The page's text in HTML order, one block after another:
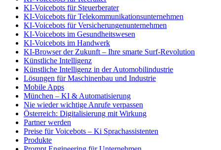
KI-Voicebots für Steuerberater
KI-Voicebots für Telekommunikationsunternehmen
KI-Voicebots für Versicherungenunternehmen
KI-Voicebots im Gesundheitswesen
KI-Voicebots im Handwerk
KI‑Browser der Zukunft – Ihre smarte Surf‑Revolution
Künstliche Intelligenz
Künstliche Intelligenz in der Automobilindustrie
Lösungen für Maschinenbau und Industrie
Mobile Apps
München – KI & Automatisierung
Nie wieder wichtige Anrufe verpassen
Österreich: Digitalisierung mit Wirkung
Partner werden
Preise für Voicebots – Ki Sprachassistenten
Produkte